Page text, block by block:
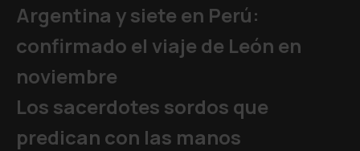
Argentina y siete en Perú:
confirmado el viaje de León en
noviembre
Los sacerdotes sordos que
predican con las manos